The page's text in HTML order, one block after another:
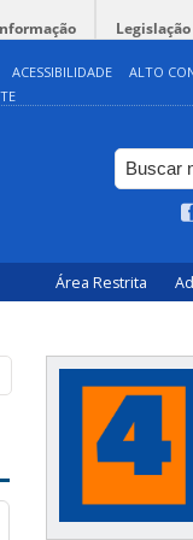
Legislação
ACESSIBILIDADE
ALTO
Área Restrita